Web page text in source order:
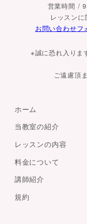
営業時間 /
レッスンに
お問い合わせフ
※誠に恐れ入りま
ご遠慮頂
ホーム
当教室の紹介
レッスンの内容
料金について
講師紹介
規約